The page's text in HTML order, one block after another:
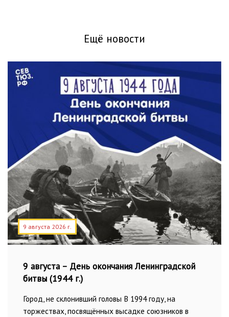
Ещё новости
9 августа 2026 г.
9 августа – День окончания Ленинградской
битвы (1944 г.)
Город, не склонивший головы В 1994 году, на
торжествах, посвящённых высадке союзников в